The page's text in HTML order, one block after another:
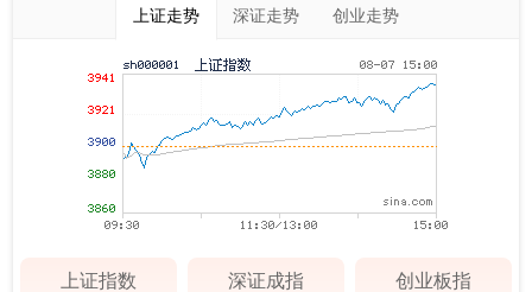
上证走势 深证走势 创业走势
上证指数 深证成指 创业板指